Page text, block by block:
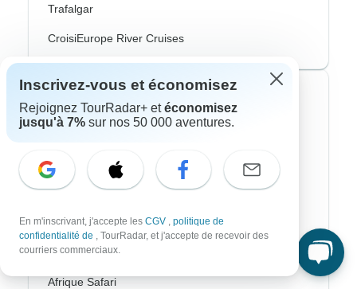
Trafalgar
CroisiEurope River Cruises
Vélo
Randonnee & Trek
Aurores Boréales
Croisière Fluviale
Afrique Safari
Inscrivez-vous et économisez
Rejoignez TourRadar+ etéconomisez
jusqu'à 7% sur nos 50 000 aventures.
En m'inscrivant, j'accepte les CGV , politique de
confidentialité de , TourRadar, et j'accepte de recevoir des
courriers commerciaux.